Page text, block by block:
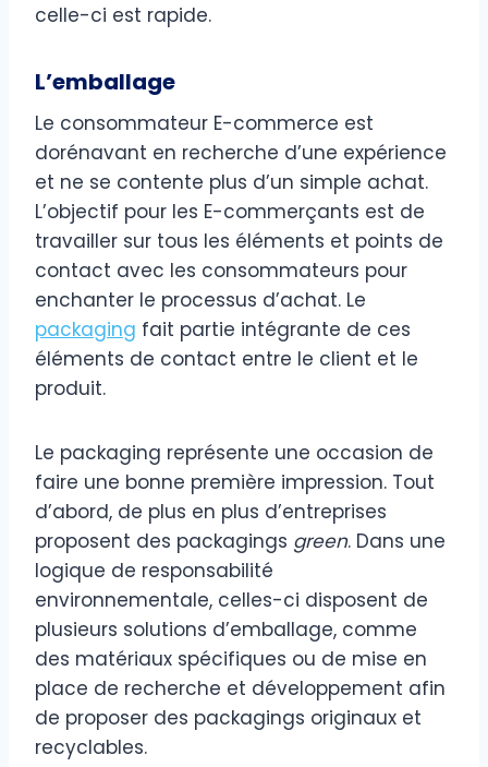
celle-ci est rapide.
L’emballage
Le consommateur E-commerce est
dorénavant en recherche d’une expérience
et ne se contente plus d’un simple achat.
L’objectif pour les E-commerçants est de
travailler sur tous les éléments et points de
contact avec les consommateurs pour
enchanter le processus d’achat. Le
packaging fait partie intégrante de ces
éléments de contact entre le client et le
produit.
Le packaging représente une occasion de
faire une bonne première impression. Tout
d’abord, de plus en plus d’entreprises
proposent des packagings green. Dans une
logique de responsabilité
environnementale, celles-ci disposent de
plusieurs solutions d’emballage, comme
des matériaux spécifiques ou de mise en
place de recherche et développement afin
de proposer des packagings originaux et
recyclables.